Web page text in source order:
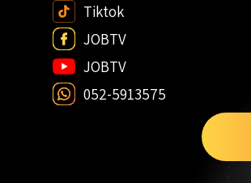
Tiktok
JOBTV
JOBTV
052-5913575